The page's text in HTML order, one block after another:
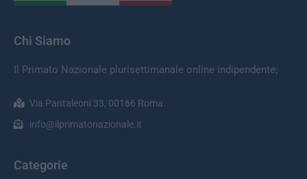
Chi Siamo
Il Primato Nazionale plurisettimanale online indipendente;
Via Pantaleoni 33, 00166 Roma.
info@ilprimatonazionale.it
Categorie